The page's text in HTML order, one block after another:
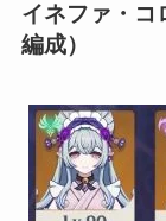
イネファ・コ
編成）